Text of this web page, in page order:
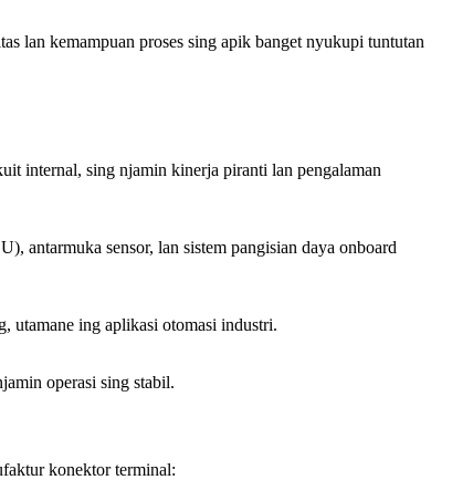
lan kemampuan proses sing apik banget nyukupi tuntutan
internal, sing njamin kinerja piranti lan pengalaman
antarmuka sensor, lan sistem pangisian daya onboard
utamane ing aplikasi otomasi industri.
operasi sing stabil.
konektor terminal: